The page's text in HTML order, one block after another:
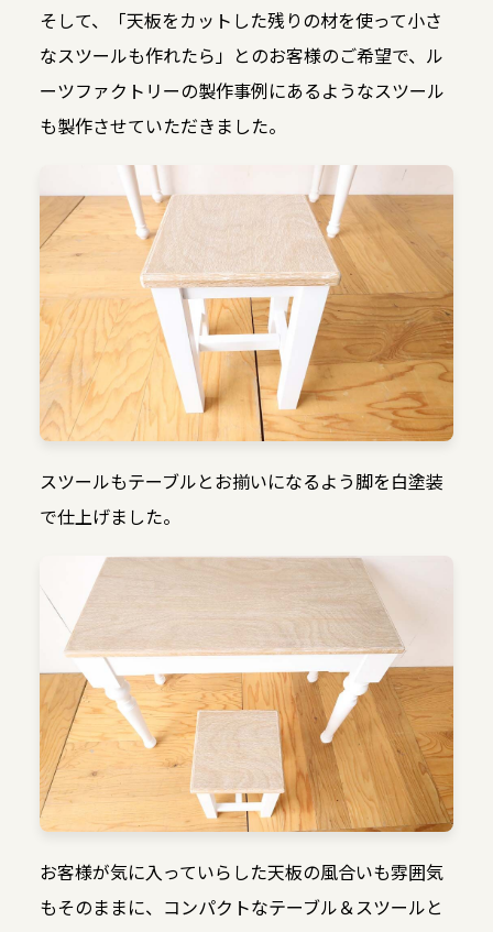
そして、「天板をカットした残りの材を使って小さ
なスツールも作れたら」とのお客様のご希望で、ル
ーツファクトリーの製作事例にあるようなスツール
も製作させていただきました。
スツールもテーブルとお揃いになるよう脚を白塗装
で仕上げました。
お客様が気に入っていらした天板の風合いも雰囲気
もそのままに、コンパクトなテーブル＆スツールと